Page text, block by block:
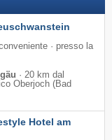
· presso la
· 20 km dal
Oberjoch (Bad
Hotel am